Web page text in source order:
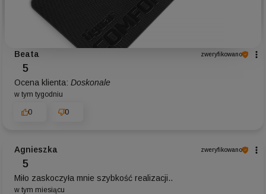
Beata zweryfikowano
5
Ocena klienta: Doskonale
w tym tygodniu
0 0
Agnieszka zweryfikowano
5
Miło zaskoczyła mnie szybkość realizacji..
w tym miesiącu